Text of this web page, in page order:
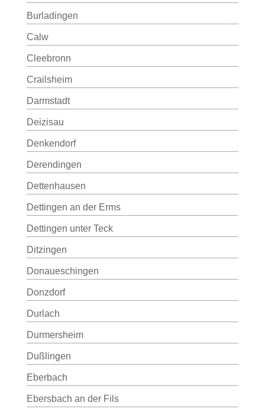
Burladingen
Calw
Cleebronn
Crailsheim
Darmstadt
Deizisau
Denkendorf
Derendingen
Dettenhausen
Dettingen an der Erms
Dettingen unter Teck
Ditzingen
Donaueschingen
Donzdorf
Durlach
Durmersheim
Dußlingen
Eberbach
Ebersbach an der Fils